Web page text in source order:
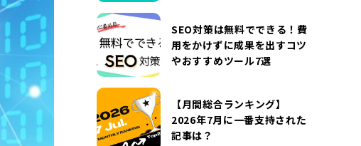
DOCUMENT
お役立ち資料
お問い合わせ
『SUNGROVE』について
利用規約
広告掲載に関する規約
特定商取引法に基づく表記
SEO対策は無料でできる！費
用をかけずに成果を出すコツ
やおすすめツール7選
【月間総合ランキング】
2026年7月に一番支持された
記事は？